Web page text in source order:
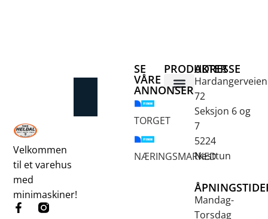
Velkommen
til et varehus
med
minimaskiner!
ADRESSE
Hardangerveien
72
Seksjon 6 og
7
5224
Nesttun
Mandag-
Torsdag
PRODUKTER
SE
VÅRE
ANNONSER
TORGET
NÆRINGSMARKED